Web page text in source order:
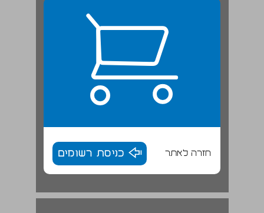
חזרה לאתר כניסת רשומים